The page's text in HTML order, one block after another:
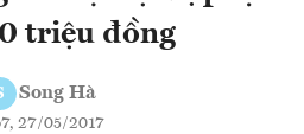
triệu đồng
Song Hà
27/05/2017